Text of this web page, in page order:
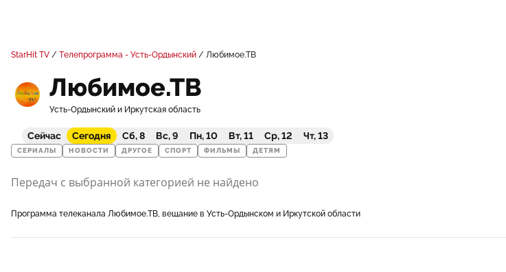
StarHit TV Телепрограмма - Усть-Ордынский Любимое.ТВ
Любимое.ТВ
Усть-Ордынский и Иркутская область
Сейчас Сегодня Сб, 8 Вс, 9 Пн, 10 Вт, 11 Ср, 12 Чт, 13
СЕРИАЛЫ НОВОСТИ ДРУГОЕ СПОРТ ФИЛЬМЫ ДЕТЯМ
Передач с выбранной категорией не найдено
Программа телеканала Любимое.ТВ, вещание в Усть-Ордынском и Иркутской области